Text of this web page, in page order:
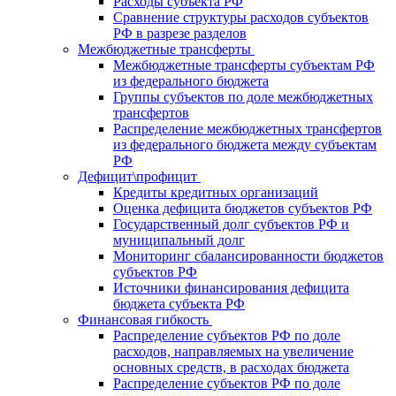
Сравнение структуры расходов субъектов
РФ в разрезе разделов
Межбюджетные трансферты
Межбюджетные трансферты субъектам РФ
из федерального бюджета
Группы субъектов по доле межбюджетных
трансфертов
Распределение межбюджетных трансфертов
из федерального бюджета между субъектам
РФ
Дефицит\профицит
Кредиты кредитных организаций
Оценка дефицита бюджетов субъектов РФ
Государственный долг субъектов РФ и
муниципальный долг
Мониторинг сбалансированности бюджетов
субъектов РФ
Источники финансирования дефицита
бюджета субъекта РФ
Финансовая гибкость
Распределение субъектов РФ по доле
расходов, направляемых на увеличение
основных средств, в расходах бюджета
Распределение субъектов РФ по доле